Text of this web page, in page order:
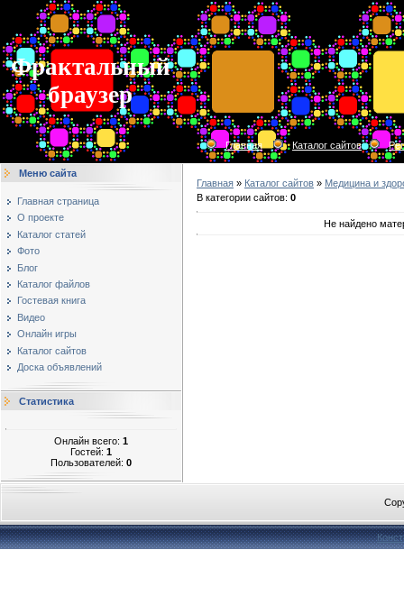
Фрактальный
браузер
Главная Каталог сайтов
Меню сайта
Главная страница
О проекте
Каталог статей
Фото
Блог
Каталог файлов
Гостевая книга
Видео
Онлайн игры
Каталог сайтов
Доска объявлений
Статистика
Онлайн всего: 1
Гостей: 1
Пользователей: 0
Главная » Каталог сайтов » Медицина и
В категории сайтов: 0
Не найдено